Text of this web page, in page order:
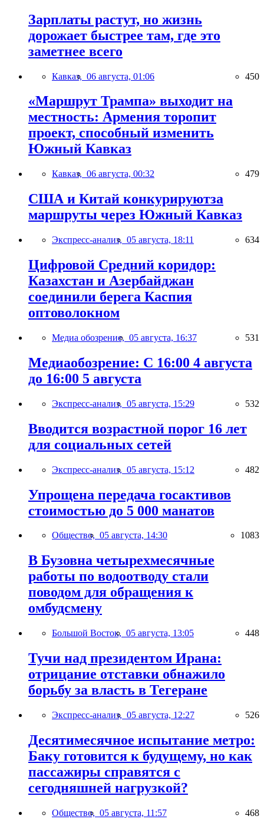
Зарплаты растут, но жизнь
дорожает быстрее там, где это
заметнее всего
Кавказ, 06 августа, 01:06 450
«Маршрут Трампа» выходит на
местность: Армения торопит
проект, способный изменить
Южный Кавказ
Кавказ, 06 августа, 00:32 479
США и Китай конкурируютза
маршруты через Южный Кавказ
Экспресс-анализ, 05 августа, 18:11 634
Цифровой Средний коридор:
Казахстан и Азербайджан
соединили берега Каспия
оптоволокном
Медиа обозрение, 05 августа, 16:37 531
Медиаобозрение: С 16:00 4 августа
до 16:00 5 августа
Экспресс-анализ, 05 августа, 15:29 532
Вводится возрастной порог 16 лет
для социальных сетей
Экспресс-анализ, 05 августа, 15:12 482
Упрощена передача госактивов
стоимостью до 5 000 манатов
Общество, 05 августа, 14:30 1083
В Бузовна четырехмесячные
работы по водоотводу стали
поводом для обращения к
омбудсмену
Большой Восток, 05 августа, 13:05 448
Тучи над президентом Ирана:
отрицание отставки обнажило
борьбу за власть в Тегеране
Экспресс-анализ, 05 августа, 12:27 526
Десятимесячное испытание метро:
Баку готовится к будущему, но как
пассажиры справятся с
сегодняшней нагрузкой?
Общество, 05 августа, 11:57 468